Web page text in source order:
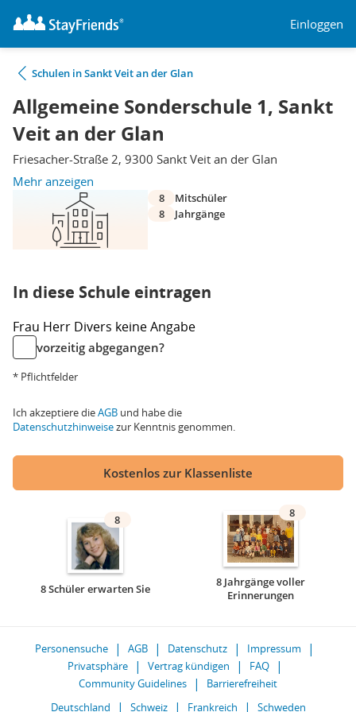
Einloggen
Schulen in Sankt Veit an der Glan
Allgemeine Sonderschule 1, Sankt
Veit an der Glan
Friesacher-Straße 2, 9300 Sankt Veit an der Glan
Mehr anzeigen
8
Mitschüler
8
Jahrgänge
In diese Schule eintragen
Frau Herr Divers keine Angabe
vorzeitig abgegangen?
* Pflichtfelder
Ich akzeptiere dieAGB und habe die
Datenschutzhinweisezur Kenntnis genommen.
Kostenlos zur Klassenliste
8
8 Schüler erwarten Sie
8
8 Jahrgänge voller
Erinnerungen
Personensuche AGB Datenschutz
Impressum
Privatsphäre
Vertrag kündigen
FAQ
Community Guidelines
Barrierefreiheit
Deutschland
Schweiz Frankreich Schweden